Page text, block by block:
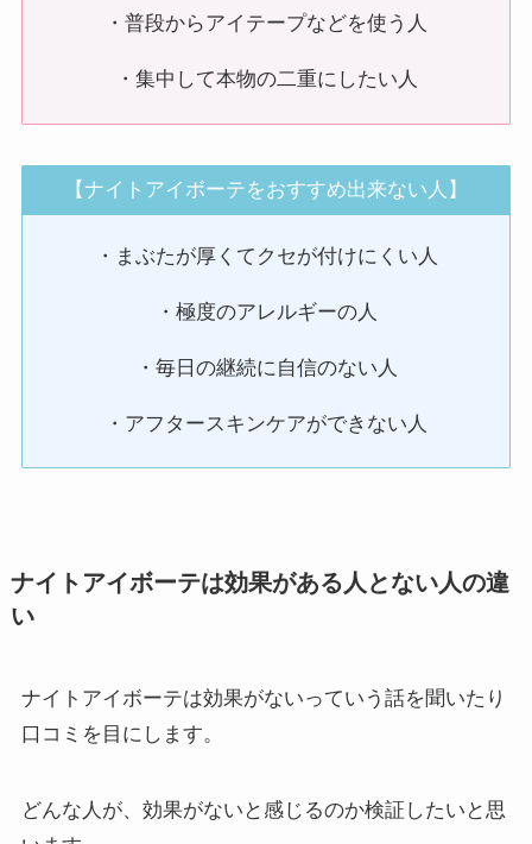
・普段からアイテープなどを使う人
・集中して本物の二重にしたい人
【ナイトアイボーテをおすすめ出来ない人】
・まぶたが厚くてクセが付けにくい人
・極度のアレルギーの人
・毎日の継続に自信のない人
・アフタースキンケアができない人
ナイトアイボーテは効果がある人とない人の違
い
ナイトアイボーテは効果がないっていう話を聞いたり
口コミを目にします。
どんな人が、効果がないと感じるのか検証したいと思